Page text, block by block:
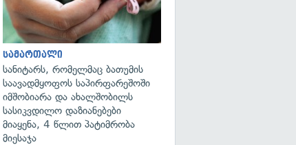
გადახედვა
სამართალი
სანიტარს, რომელმაც ბათუმის
საავადმყოფოს საპირფარეშოში
იმშობიარა და ახალშობილს
სასიკვდილო დაზიანებები
მიაყენა, 4 წლით პატიმრობა
მიესაჯა